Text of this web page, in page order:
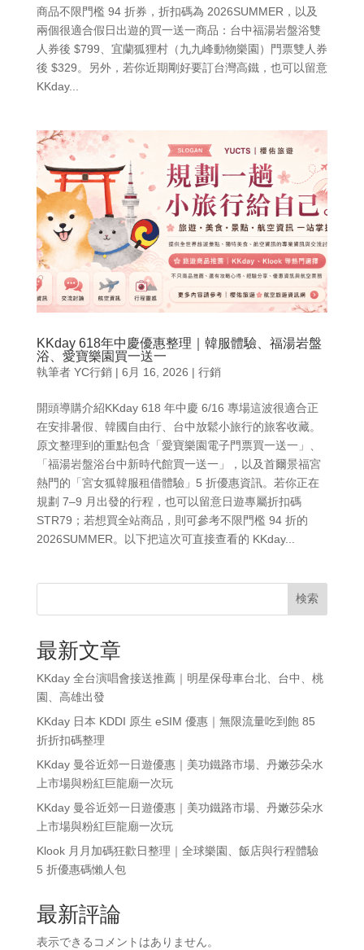
商品不限門檻 94 折券，折扣碼為 2026SUMMER，以及
兩個很適合假日出遊的買一送一商品：台中福湯岩盤浴雙
人券後 $799、宜蘭狐狸村（九九峰動物樂園）門票雙人券
後 $329。另外，若你近期剛好要訂台灣高鐵，也可以留意
KKday...
KKday 618年中慶優惠整理｜韓服體驗、福湯岩盤
浴、愛寶樂園買一送一
執筆者 YC行銷| 6月 16, 2026 | 行銷
開頭導購介紹KKday 618 年中慶 6/16 專場這波很適合正
在安排暑假、韓國自由行、台中放鬆小旅行的旅客收藏。
原文整理到的重點包含「愛寶樂園電子門票買一送一」、
「福湯岩盤浴台中新時代館買一送一」，以及首爾景福宮
熱門的「宮女狐韓服租借體驗」5 折優惠資訊。若你正在
規劃 7–9 月出發的行程，也可以留意日遊專屬折扣碼
STR79；若想買全站商品，則可參考不限門檻 94 折的
2026SUMMER。以下把這次可直接查看的 KKday...
検索
最新文章
KKday 全台演唱會接送推薦｜明星保母車台北、台中、桃
園、高雄出發
KKday 日本 KDDI 原生 eSIM 優惠｜無限流量吃到飽 85
折折扣碼整理
KKday 曼谷近郊一日遊優惠｜美功鐵路市場、丹嫩莎朵水
上市場與粉紅巨龍廟一次玩
KKday 曼谷近郊一日遊優惠｜美功鐵路市場、丹嫩莎朵水
上市場與粉紅巨龍廟一次玩
Klook 月月加碼狂歡日整理｜全球樂園、飯店與行程體驗
5 折優惠碼懶人包
最新評論
表示できるコメントはありません。